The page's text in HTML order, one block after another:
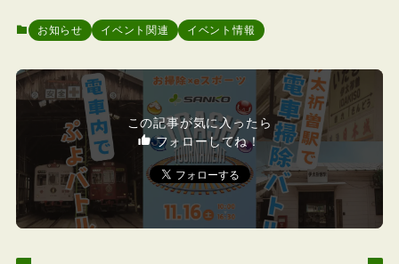
お知らせ イベント関連 イベント情報
この記事が気に入ったら
フォローしてね！